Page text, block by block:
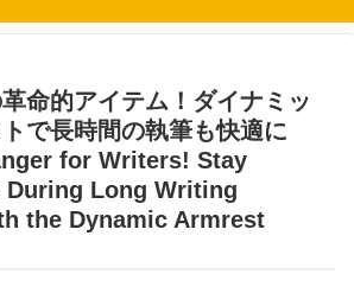
命的アイテム！ダイナミッ
で長時間の執筆も快適に
for Writers! Stay
During Long Writing
the Dynamic Armrest